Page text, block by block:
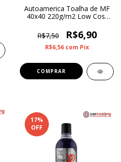
Autoamerica Toalha de MF
40x40 220g/m2 Low Cost
R$7,50
R$6,90
R$6,56 com Pix
17%
OFF